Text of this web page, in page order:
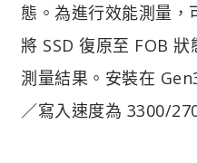
態。為進行效能測量，
將 SSD 復原至 FOB
測量結果。安裝在
／寫入速度為 3300/